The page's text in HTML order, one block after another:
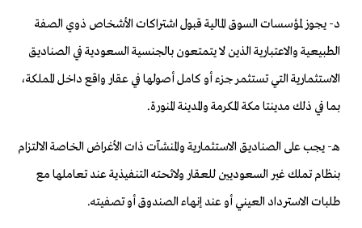
د- يجوز لمؤسسات السوق المالية قبول اشتراكات الأشخاص ذوي الصفة
الطبيعية والاعتبارية الذين لا يتمتعون بالجنسية السعودية في الصناديق
الاستثمارية التي تستثمر جزء أو كامل أصولها في عقار واقع داخل المملكة،
بما في ذلك مدينتا مكة المكرمة والمدينة المنورة.
هـ- يجب على الصناديق الاستثمارية والمنشآت ذات الأغراض الخاصة الالتزام
بنظام تملك غير السعوديين للعقار ولائحته التنفيذية عند تعاملها مع
طلبات الاسترداد العيني أو عند إنهاء الصندوق أو تصفيته.